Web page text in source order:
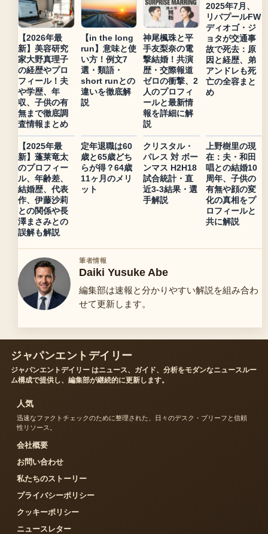
【2026年最
新】美容研究
家大野真理子
の経歴やプロ
フィール！夫
や学歴、年
収、子供の有
無まで徹底調
査情報まとめ
【in the long
run】意味と使
い方！例文7
選・類語・
short runとの
違いを徹底解
説
神尾楓珠と平
手友梨奈の電
撃結婚！共演
歴・交際報道
ゼロの衝撃、2
人のプロフィ
ールと最新情
報を詳細に解
説
2025年7月、
リバプールFW
ディオゴ・ジ
ョタが交通事
故で死去：原
因と経歴、弟
アンドレも死
亡の全容まと
め
【2025年最
新】蓬莱竜太
のプロフィー
ル、年齢差、
結婚歴、代表
作、伊藤沙莉
との関係や長
澤まさみとの
誤解も解説
定年退職は60
歳と65歳どち
らが得？64歳
11ヶ月のメリ
ット
クリスタル・
パレス 対 ボー
ンマス H2H18
試合統計・直
近3-3結果・選
手解説
上野樹里の現
在：夫・和田
唱との結婚10
周年、子供の
有無や顔の変
化の真相をプ
ロフィールと
共に解説
筆者情報
Daiki Yusuke Abe
編集部は速報と分かりやすい解説を組み合わ
せて更新します。
ジャパンエントデイリー
ジャパンエントデイリー はニュース、ガイド、分析をモダンなニュースルー
ム構成で提供し、編集部が継続的に更新します。
人気
迅速なファクトチェックのために整理された、日々のデスク・ブリーフと信頼
性リソース。
会社概要
お問い合わせ
私たちのストーリー
プライバシーポリシー
クッキーポリシー
ニュースレター